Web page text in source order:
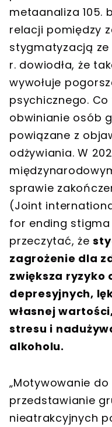
metaanaliza 105.
relacji pomiędzy
stygmatyzacją ze
r. dowiodła, że
wywołuje
psychicznego. Co
obwinianie osób
powiązane z
odżywiania. W
sprawie
(Joint
for ending
przeczytać, że
zagrożenie dla
zwiększa ryzyko
depresyjnych,
własnej
stresu i
alkoholu.
„Motywowanie do
przedstawianie
nieatrakcyjnych